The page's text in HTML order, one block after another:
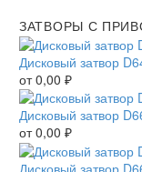
ЗАТВОРЫ С
Дисковый затвор
от0,00 ₽
Дисковый затвор
от0,00 ₽